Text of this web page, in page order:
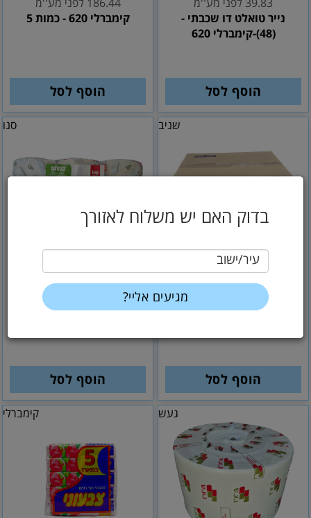
בדוק האם יש משלוח לאזורך
עיר/ישוב
נייר טואלט דו שכבתי -
(48)-קימברלי 620
הוסף לסל
קימברלי 620 - כמות 5
הוסף לסל
שניב
64
₪
54.24 לפני מע''מ
מגבות צץ רץ-נייר לניגוב
הוסף לסל
סנו
41
₪
הוסף לסל
געש קימברלי